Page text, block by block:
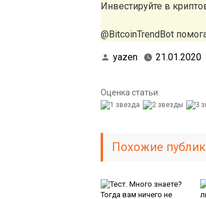
Инвестируйте в
@BitcoinTrendBot
yazen 21.01.2020
Оценка статьи:
Похожие